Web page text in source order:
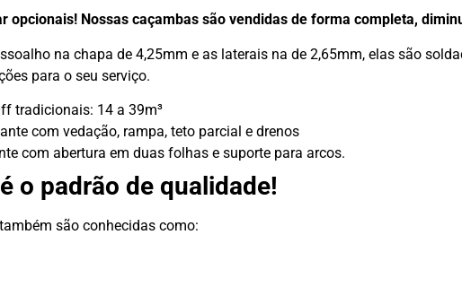
opcionais! Nossas caçambas são vendidas de forma completa,
na chapa de 4,25mm e as laterais na de 2,65mm, elas são
para o seu serviço.
tradicionais: 14 a 39m³
com vedação, rampa, teto parcial e drenos
com abertura em duas folhas e suporte para arcos.
o padrão de qualidade!
são conhecidas como: